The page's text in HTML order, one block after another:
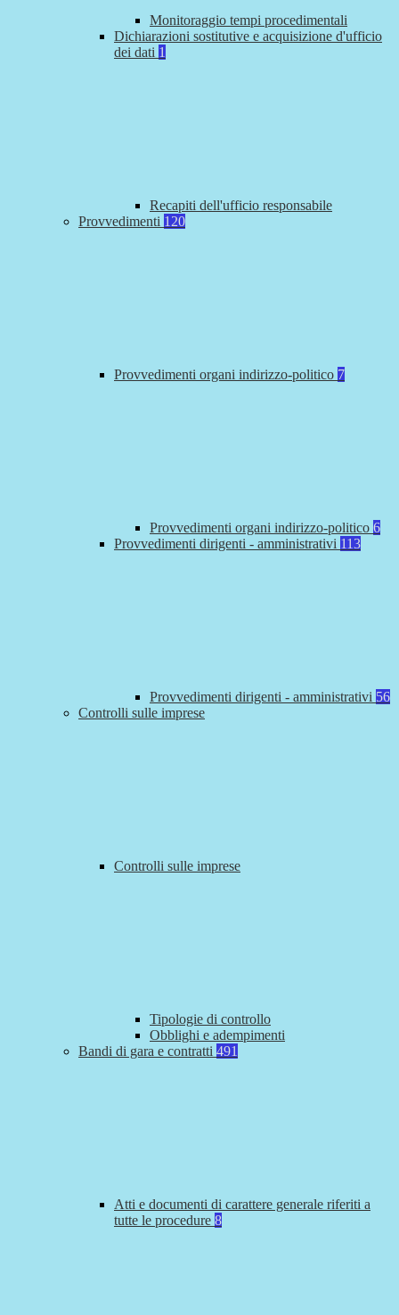
Monitoraggio tempi procedimentali
Dichiarazioni sostitutive e acquisizione d'ufficio
dei dati 1
Recapiti dell'ufficio responsabile
Provvedimenti 120
Provvedimenti organi indirizzo-politico 7
Provvedimenti organi indirizzo-politico 6
Provvedimenti dirigenti - amministrativi 113
Provvedimenti dirigenti - amministrativi 56
Controlli sulle imprese
Controlli sulle imprese
Tipologie di controllo
Obblighi e adempimenti
Bandi di gara e contratti 491
Atti e documenti di carattere generale riferiti a
tutte le procedure 8